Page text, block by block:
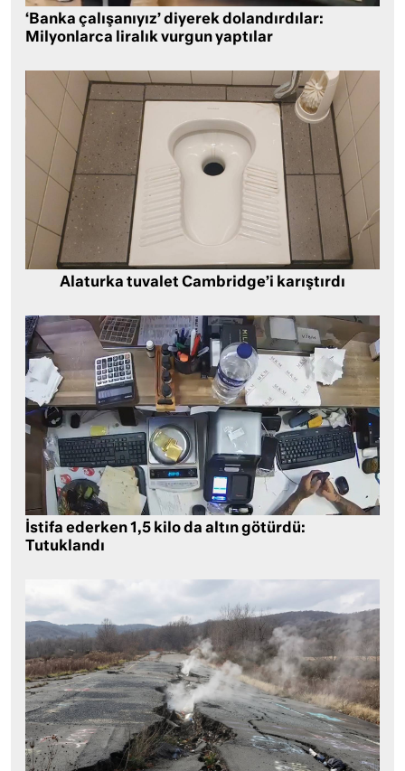
‘Banka çalışanıyız’ diyerek dolandırdılar:
Milyonlarca liralık vurgun yaptılar
Alaturka tuvalet Cambridge’i karıştırdı
İstifa ederken 1,5 kilo da altın götürdü:
Tutuklandı